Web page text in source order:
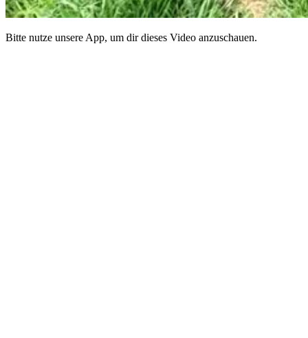
Bitte nutze unsere App, um dir dieses Video anzuschauen.